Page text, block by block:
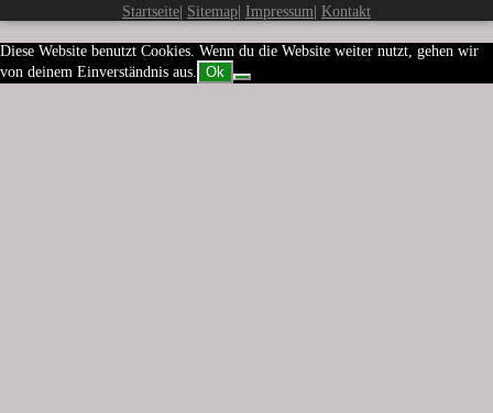
Startseite Sitemap Impressum Kontakt
Diese Website benutzt Cookies. Wenn du die Website weiter nutzt, gehen wir
von deinem Einverständnis aus. Ok